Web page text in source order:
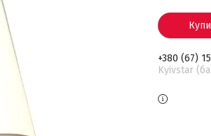
+380 (67)
Kyivstar